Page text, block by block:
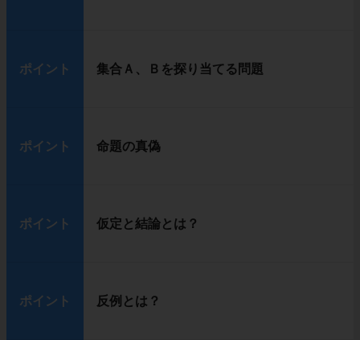
ポイント 集合Ａ、Ｂを探り当てる問題
ポイント 命題の真偽
ポイント 仮定と結論とは？
ポイント 反例とは？